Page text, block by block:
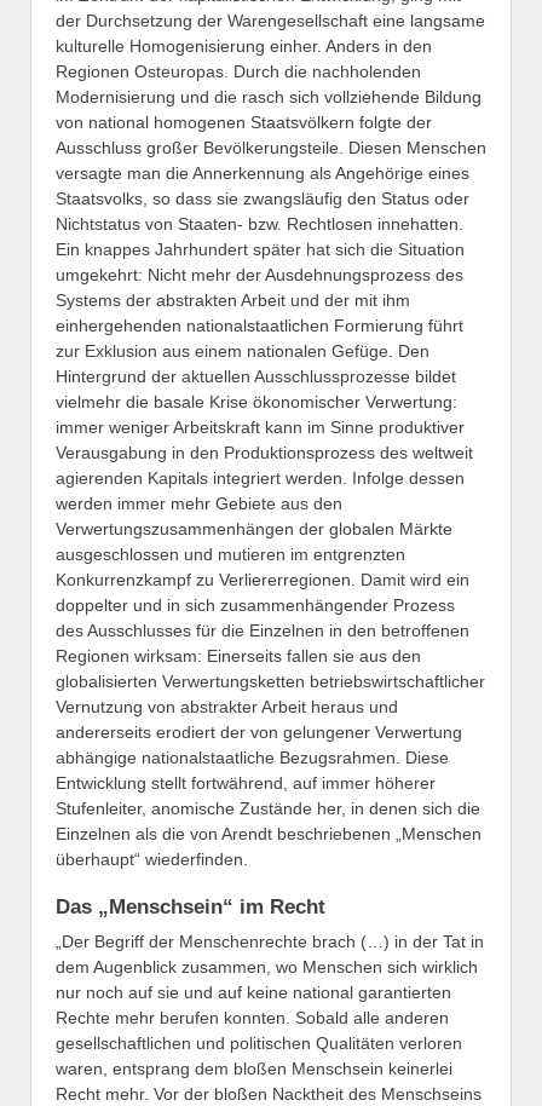
der Durchsetzung der Warengesellschaft eine langsame
kulturelle Homogenisierung einher. Anders in den
Regionen Osteuropas. Durch die nachholenden
Modernisierung und die rasch sich vollziehende Bildung
von national homogenen Staatsvölkern folgte der
Ausschluss großer Bevölkerungsteile. Diesen Menschen
versagte man die Annerkennung als Angehörige eines
Staatsvolks, so dass sie zwangsläufig den Status oder
Nichtstatus von Staaten- bzw. Rechtlosen innehatten.
Ein knappes Jahrhundert später hat sich die Situation
umgekehrt: Nicht mehr der Ausdehnungsprozess des
Systems der abstrakten Arbeit und der mit ihm
einhergehenden nationalstaatlichen Formierung führt
zur Exklusion aus einem nationalen Gefüge. Den
Hintergrund der aktuellen Ausschlussprozesse bildet
vielmehr die basale Krise ökonomischer Verwertung:
immer weniger Arbeitskraft kann im Sinne produktiver
Verausgabung in den Produktionsprozess des weltweit
agierenden Kapitals integriert werden. Infolge dessen
werden immer mehr Gebiete aus den
Verwertungszusammenhängen der globalen Märkte
ausgeschlossen und mutieren im entgrenzten
Konkurrenzkampf zu Verliererregionen. Damit wird ein
doppelter und in sich zusammenhängender Prozess
des Ausschlusses für die Einzelnen in den betroffenen
Regionen wirksam: Einerseits fallen sie aus den
globalisierten Verwertungsketten betriebswirtschaftlicher
Vernutzung von abstrakter Arbeit heraus und
andererseits erodiert der von gelungener Verwertung
abhängige nationalstaatliche Bezugsrahmen. Diese
Entwicklung stellt fortwährend, auf immer höherer
Stufenleiter, anomische Zustände her, in denen sich die
Einzelnen als die von Arendt beschriebenen „Menschen
überhaupt“ wiederfinden.
Das „Menschsein“ im Recht
„Der Begriff der Menschenrechte brach (…) in der Tat in
dem Augenblick zusammen, wo Menschen sich wirklich
nur noch auf sie und auf keine national garantierten
Rechte mehr berufen konnten. Sobald alle anderen
gesellschaftlichen und politischen Qualitäten verloren
waren, entsprang dem bloßen Menschsein keinerlei
Recht mehr. Vor der bloßen Nacktheit des Menschseins